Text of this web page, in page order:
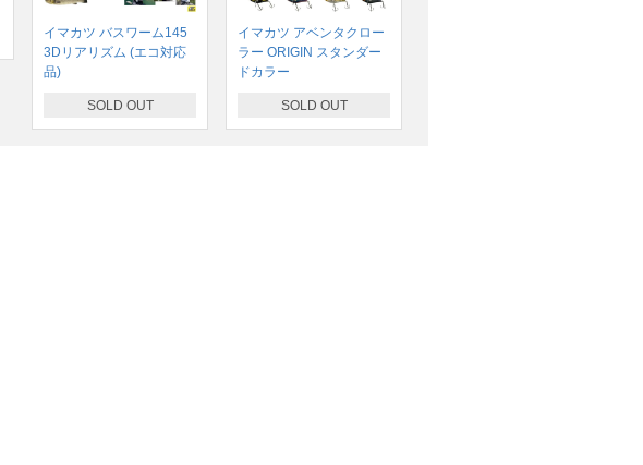
イマカツ バスワーム145
3Dリアリズム (エコ対応
品)
SOLD OUT
イマカツ アベンタクロー
ラー ORIGIN スタンダー
ドカラー
SOLD OUT